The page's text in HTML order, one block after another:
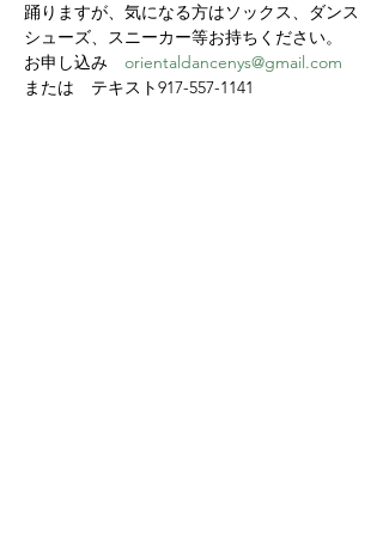
踊りますが、気になる方はソックス、ダンス
シューズ、スニーカー等お持ちください。
お申し込み orientaldancenys@gmail.com
または　テキスト917-557-1141